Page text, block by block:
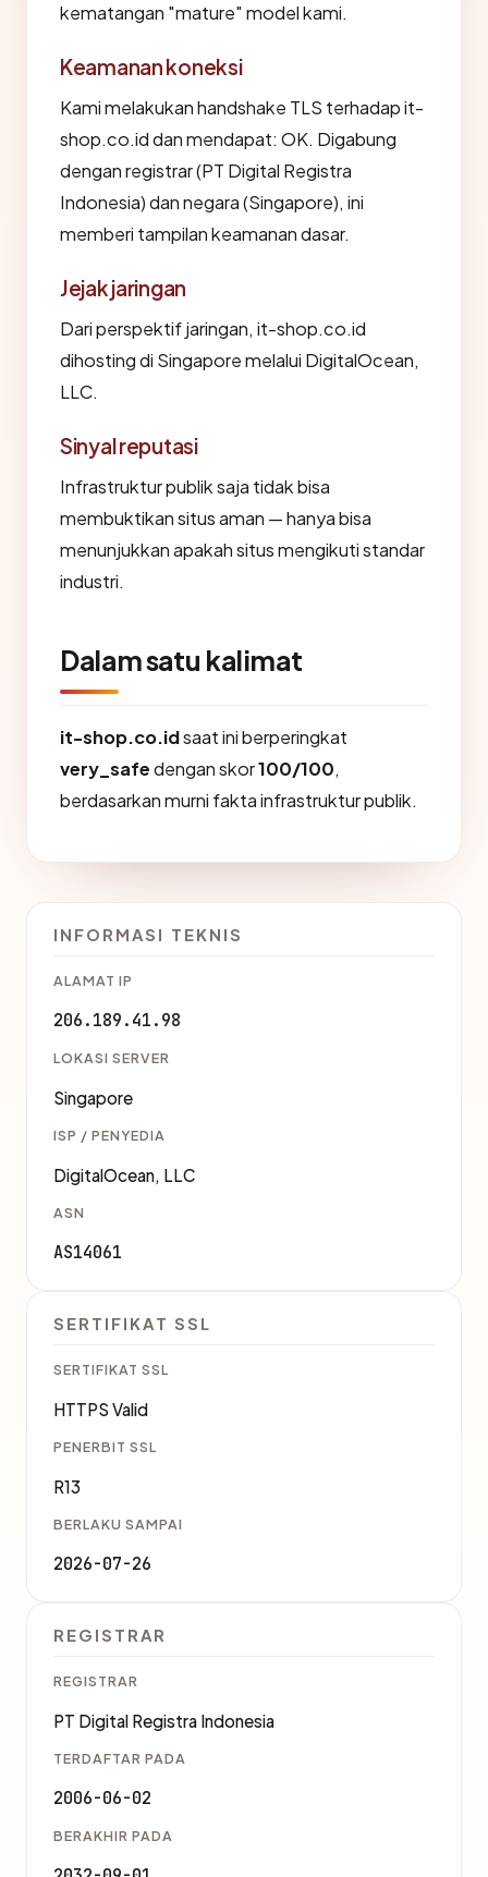
kematangan "mature" model kami.
Keamanan koneksi
Kami melakukan handshake TLS terhadap it-
shop.co.id dan mendapat: OK. Digabung
dengan registrar (PT Digital Registra
Indonesia) dan negara (Singapore), ini
memberi tampilan keamanan dasar.
Jejak jaringan
Dari perspektif jaringan, it-shop.co.id
dihosting di Singapore melalui DigitalOcean,
LLC.
Sinyal reputasi
Infrastruktur publik saja tidak bisa
membuktikan situs aman — hanya bisa
menunjukkan apakah situs mengikuti standar
industri.
Dalam satu kalimat
it-shop.co.idsaat ini berperingkat
very_safedengan skor100/100,
berdasarkan murni fakta infrastruktur publik.
INFORMASI TEKNIS
ALAMAT IP
206.189.41.98
LOKASI SERVER
Singapore
ISP / PENYEDIA
DigitalOcean, LLC
ASN
AS14061
SERTIFIKAT SSL
SERTIFIKAT SSL
HTTPS Valid
PENERBIT SSL
R13
BERLAKU SAMPAI
2026-07-26
REGISTRAR
REGISTRAR
PT Digital Registra Indonesia
TERDAFTAR PADA
2006-06-02
BERAKHIR PADA